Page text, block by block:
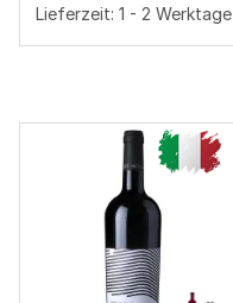
Lieferzeit: 1 - 2 Werktage